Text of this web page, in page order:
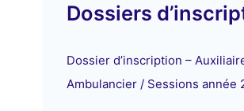
Dossiers
Dossier d’inscription –
Ambulancier / Sessions année